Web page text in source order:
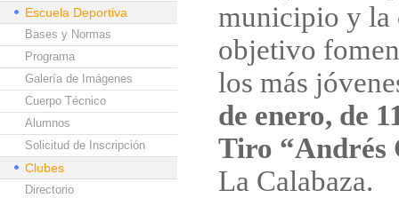
Escuela Deportiva
Bases y Normas
Programa
Galería de Imágenes
Cuerpo Técnico
Alumnos
Solicitud de Inscripción
Clubes
Directorio
municipio y la
objetivo
los más
de enero, de
Tiro “Andrés
La Calabaza.